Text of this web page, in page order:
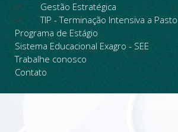
Gestão Estratégica
TIP - Terminação Intensiva a Pasto
Programa de Estágio
Sistema Educacional Exagro - SEE
Trabalhe conosco
Contato